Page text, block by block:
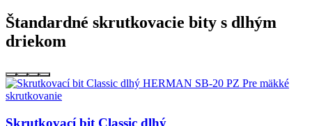
Štandardné skrutkovacie bity s dlhým
driekom
Skrutkovací bit Classic dlhý